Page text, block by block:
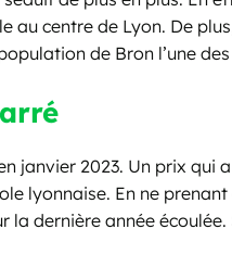
centre de Lyon. De
de Bron l’une
janvier 2023. Un prix qui
lyonnaise. En ne
la dernière année